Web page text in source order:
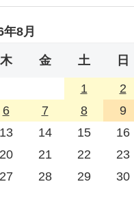
8月
木 金 土 日
1
2
6 7 8
9
13 14 15
16
20 21 22
23
27 28 29
30